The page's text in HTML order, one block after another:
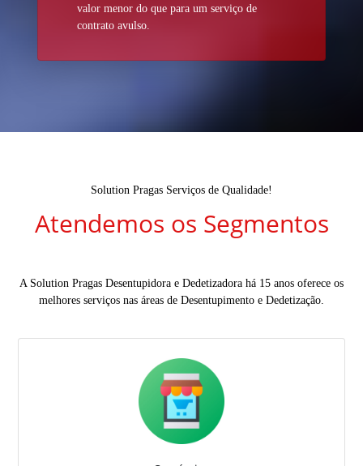
valor menor do que para um serviço de
contrato avulso.
Solution Pragas Serviços de Qualidade!
Atendemos os Segmentos
A Solution Pragas Desentupidora e Dedetizadora há 15 anos oferece os
melhores serviços nas áreas de Desentupimento e Dedetização.